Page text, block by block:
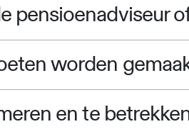
pensioenadviseur
worden
en te